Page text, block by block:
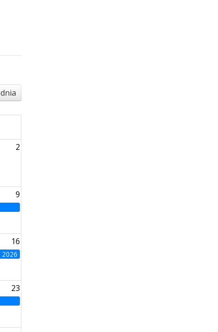
2
9
16
2026
23